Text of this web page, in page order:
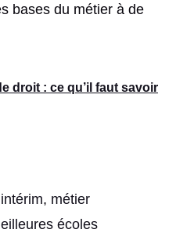
bases du métier à de
droit : ce qu’il faut savoir
intérim, métier
écoles